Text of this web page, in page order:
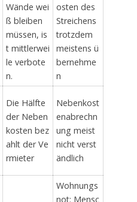
Wände wei
ß bleiben
müssen, is
t mittlerwei
le verbote
n.
osten des
Streichens
trotzdem
meistens ü
bernehme
n
Die Hälfte
der Neben
kosten bez
ahlt der Ve
rmieter
Nebenkost
enabrechn
ung meist
nicht verst
ändlich
Wohnungs
not: Mensc